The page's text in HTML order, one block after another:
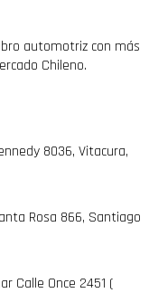
automotriz con más
Chileno.
8036, Vitacura,
Rosa 866, Santiago
Calle Once 2451 (